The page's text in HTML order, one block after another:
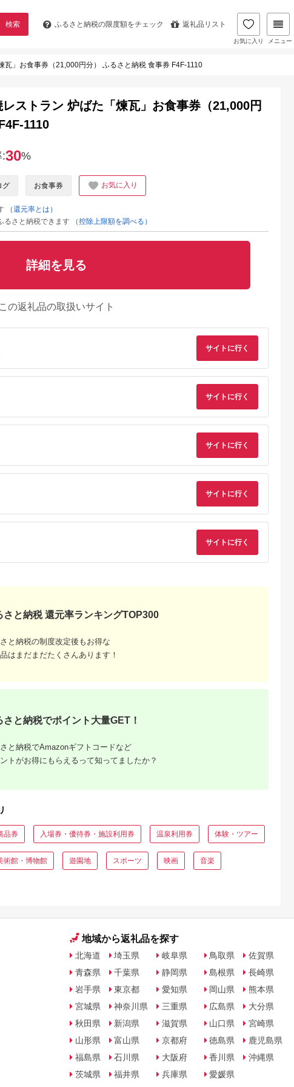
検索 ふるさと納税の限度額をチェック 返礼品リスト
お気に入り メニュー
瓦」お食事券（21,000円分） ふるさと納税 食事券 F4F-1110
ースお食事券 4
分【1131614】
ンチ 雅 コース ペアチ
ケット 有効期間6ヶ月
イジーヌ フランス料
お花屋さんのカフェ
ランチセットご利用券
兵庫県 神戸市
「ホテル ラ・スイー
ト神戸ハーバーラン
ド」レストランディ
ー券
寄付金額:
さと納税
レストラン 炉ばた「煉瓦」お食事券（21,000円
1110
30%
グ お食事券 お気に入り
（還元率とは）
るさと納税できます
（控除上限額を調べる）
詳細を見る
この返礼品の取扱いサイト
サイトに行く
サイトに行く
サイトに行く
サイトに行く
サイトに行く
さと納税 還元率ランキングTOP300
と納税の制度改定後もお得な
はまだまだたくさんあります！
さと納税でポイント大量GET！
と納税でAmazonギフトコードなど
トがお得にもらえるって知ってましたか？
品券 入場券・優待券・施設利用券 温泉利用券 体験・ツアー
術館・博物館 遊園地 スポーツ 映画 音楽
地域から返礼品を探す
北海道
青森県
岩手県
宮城県
秋田県
山形県
福島県
茨城県
埼玉県
千葉県
東京都
神奈川県
新潟県
富山県
石川県
福井県
岐阜県
静岡県
愛知県
三重県
滋賀県
京都府
大阪府
兵庫県
鳥取県
島根県
岡山県
広島県
山口県
徳島県
香川県
愛媛県
佐賀県
長崎県
熊本県
大分県
宮崎県
鹿児島県
沖縄県